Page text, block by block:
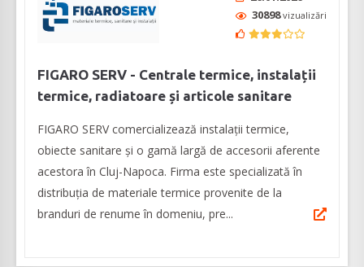
30898vizualizări
FIGARO SERV - Centrale termice, instalații
termice, radiatoare și articole sanitare
FIGARO SERV comercializează instalații termice,
obiecte sanitare și o gamă largă de accesorii aferente
acestora în Cluj-Napoca. Firma este specializată în
distribuția de materiale termice provenite de la
branduri de renume în domeniu, pre...